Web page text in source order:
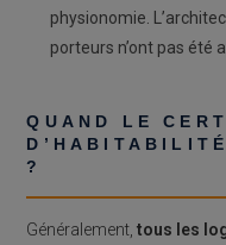
physionomie.
porteurs n’ont pas été
QUAND LE
?
Généralement,tous les